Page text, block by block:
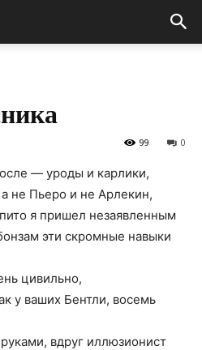
0
99
— уроды и карлики,
не Пьеро и не Арлекин,
я пришел незаявленным
эти скромные навыки
цивильно,
у ваших Бентли, восемь
вдруг иллюзионист